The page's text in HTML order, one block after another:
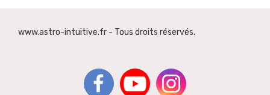
www.astro-intuitive.fr - Tous droits réservés.